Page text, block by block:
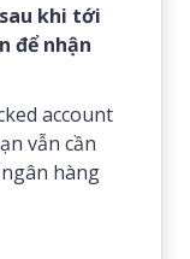
khi tới
để nhận
account
vẫn cần
hàng